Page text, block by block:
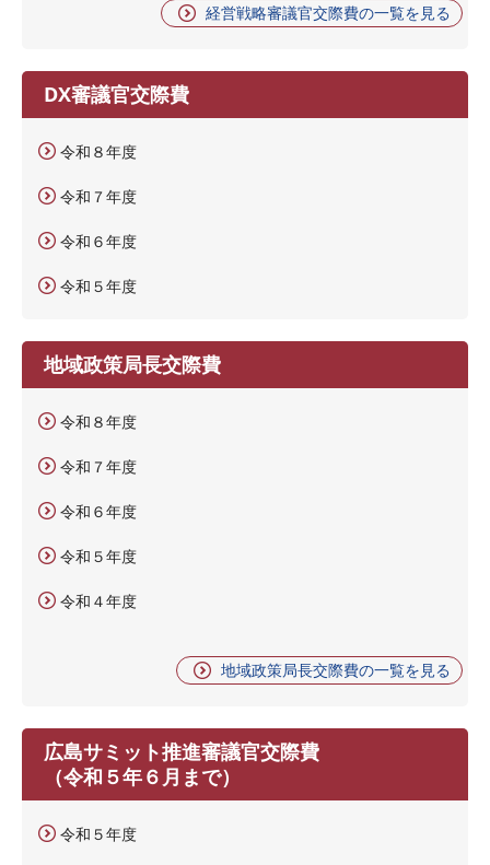
経営戦略審議官交際費の一覧を見る
DX審議官交際費
令和８年度
令和７年度
令和６年度
令和５年度
地域政策局長交際費
令和８年度
令和７年度
令和６年度
令和５年度
令和４年度
地域政策局長交際費の一覧を見る
広島サミット推進審議官交際費
（令和５年６月まで）
令和５年度